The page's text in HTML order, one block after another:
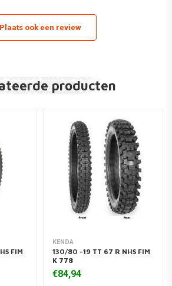
Plaats ook een review
producten
FIM
KENDA
130/80 -19 TT 67 R NHS FIM
K 778
€84,94